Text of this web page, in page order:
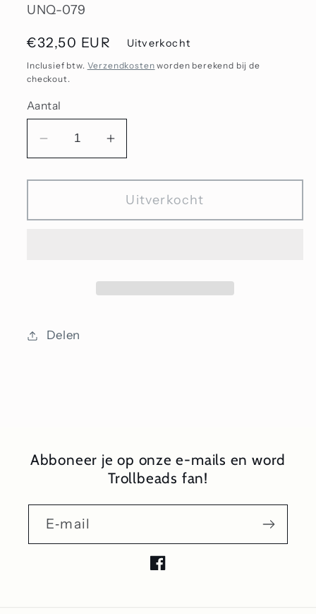
SKU:
UNQ-079
Normale
prijs
€32,50 EUR Uitverkocht
Inclusief btw. Verzendkosten worden berekend bij de
checkout.
Aantal
Aantal
voor
2024
Aantal
voor
Unique
2024
Uitverkocht
Delen
Abboneer je op onze e-mails en word
Trollbeads fan!
E‑mail
Facebook